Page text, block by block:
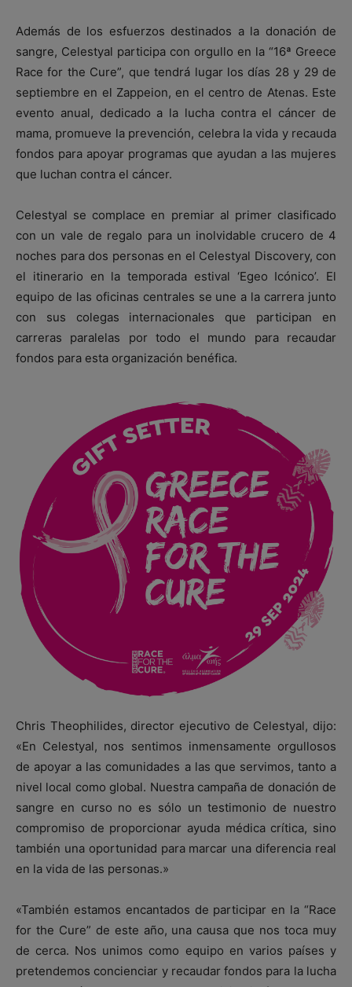
Además de los esfuerzos destinados a la donación de
sangre, Celestyal participa con orgullo en la “16ª Greece
Race for the Cure”, que tendrá lugar los días 28 y 29 de
septiembre en el Zappeion, en el centro de Atenas. Este
evento anual, dedicado a la lucha contra el cáncer de
mama, promueve la prevención, celebra la vida y recauda
fondos para apoyar programas que ayudan a las mujeres
que luchan contra el cáncer.
Celestyal se complace en premiar al primer clasificado
con un vale de regalo para un inolvidable crucero de 4
noches para dos personas en el Celestyal Discovery, con
el itinerario en la temporada estival ‘Egeo Icónico’. El
equipo de las oficinas centrales se une a la carrera junto
con sus colegas internacionales que participan en
carreras paralelas por todo el mundo para recaudar
fondos para esta organización benéfica.
Chris Theophilides, director ejecutivo de Celestyal, dijo:
«En Celestyal, nos sentimos inmensamente orgullosos
de apoyar a las comunidades a las que servimos, tanto a
nivel local como global. Nuestra campaña de donación de
sangre en curso no es sólo un testimonio de nuestro
compromiso de proporcionar ayuda médica crítica, sino
también una oportunidad para marcar una diferencia real
en la vida de las personas.»
«También estamos encantados de participar en la “Race
for the Cure” de este año, una causa que nos toca muy
de cerca. Nos unimos como equipo en varios países y
pretendemos concienciar y recaudar fondos para la lucha